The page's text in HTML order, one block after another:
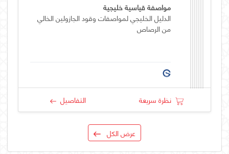
مواصفة قياسية خليجية
الدليل الخليجي لمواصفات وقود الجازولين الخالي
من الرصاص
نظرة سريعة التفاصيل
عرض الكل